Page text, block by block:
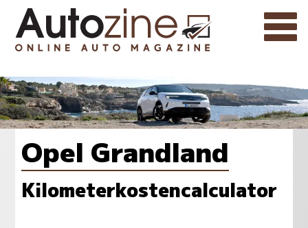
Opel Grandland
Kilometerkostencalculator